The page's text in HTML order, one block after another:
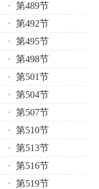
第489节
第492节
第495节
第498节
第501节
第504节
第507节
第510节
第513节
第516节
第519节